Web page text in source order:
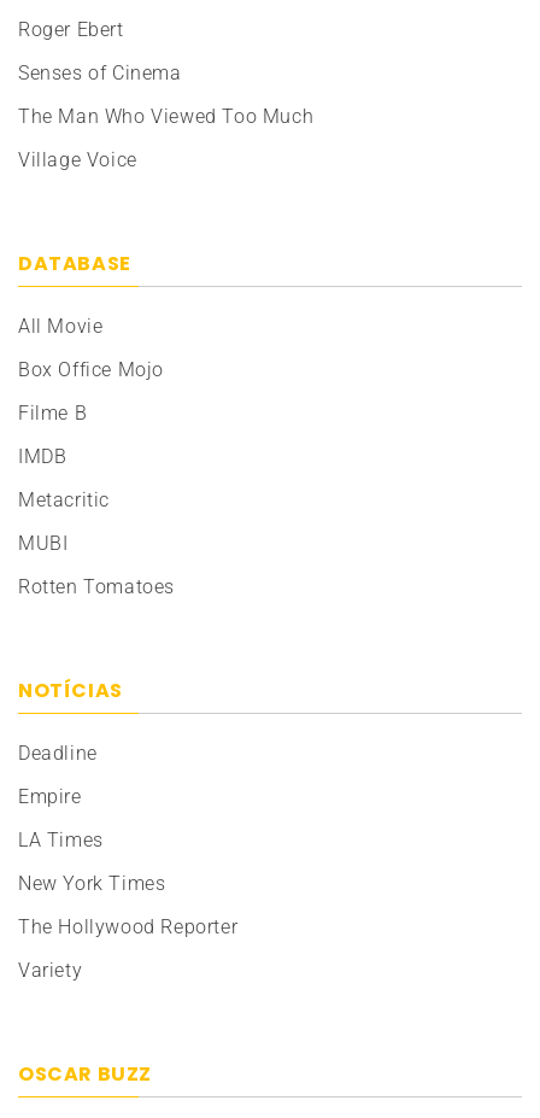
Roger Ebert
Senses of Cinema
The Man Who Viewed Too Much
Village Voice
DATABASE
All Movie
Box Office Mojo
Filme B
IMDB
Metacritic
MUBI
Rotten Tomatoes
NOTÍCIAS
Deadline
Empire
LA Times
New York Times
The Hollywood Reporter
Variety
OSCAR BUZZ